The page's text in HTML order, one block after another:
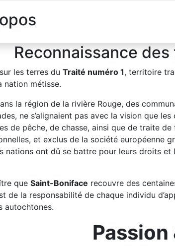
Reconnaissance
les terres du Traité numéro 1, territoire
nation métisse.
la région de la rivière Rouge, des
ne s’alignaient pas avec la vision que
de pêche, de chasse, ainsi que de traite
et exclus de la société européenne
nations ont dû se battre pour leurs droits
que Saint-Boniface recouvre des
de la responsabilité de chaque individu
autochtones.